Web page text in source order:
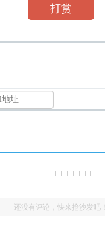
打赏
还没有评论，快来抢沙发吧！